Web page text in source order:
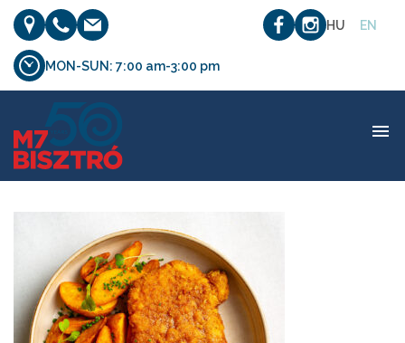
HU EN
MON-SUN: 7:00 am-3:00 pm